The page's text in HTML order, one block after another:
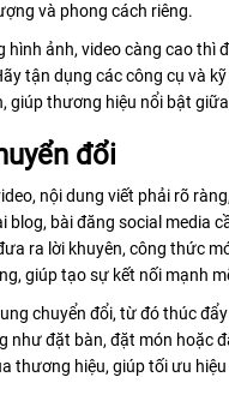
và phong cách riêng.
hình ảnh, video càng cao thì
tận dụng các công cụ và
giúp thương hiệu nổi bật
đổi
nội dung viết phải rõ
blog, bài đăng social media
ra lời khuyên, công thức
giúp tạo sự kết nối mạnh
chuyển đổi, từ đó thúc
như đặt bàn, đặt món hoặc
thương hiệu, giúp tối ưu